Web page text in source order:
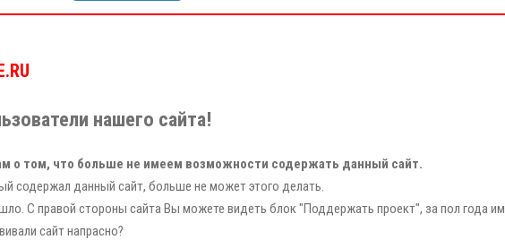
нашего сайта!
том, что больше не имеем возможности содержать данный сайт.
содержал данный сайт, больше не может этого делать.
С правой стороны сайта Вы можете видеть блок "Поддержать проект", за пол года им
сайт напрасно?